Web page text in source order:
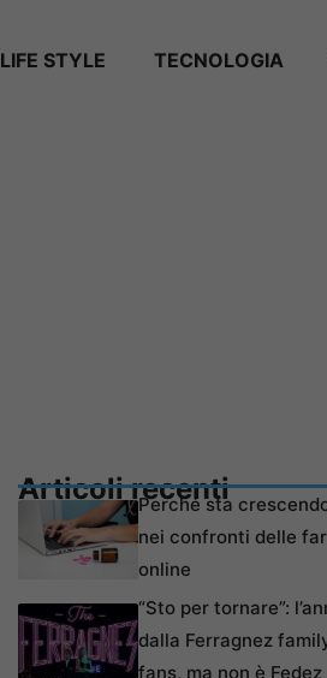
LIFE STYLE TECNOLOGIA
Articoli recenti
Perché sta
nei confronti delle
online
“Sto per tornare”:
dalla Ferragnez
fans, ma non è Fedez